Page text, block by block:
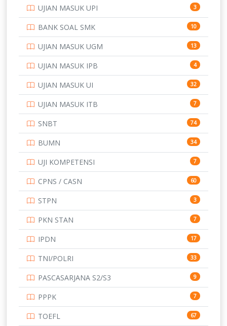
PTDI STTD 4
133
SMA 146
SMK 231
SMP 134
STIP 2
153
345
UNIVERSITAS AIRLANGGA 15
16
15
15
14
14
UNIVERSITAS CENDRAWASIH 14
15
219
UJIAN MASUK UPI 3
BANK SOAL SMK 10
UJIAN MASUK UGM 13
UJIAN MASUK IPB 4
UJIAN MASUK UI 32
UJIAN MASUK ITB 7
SNBT 74
BUMN 34
UJI KOMPETENSI 7
CPNS / CASN 60
STPN 3
PKN STAN 7
IPDN 17
TNI/POLRI 33
PASCASARJANA S2/S3 9
PPPK 7
TOEFL 67